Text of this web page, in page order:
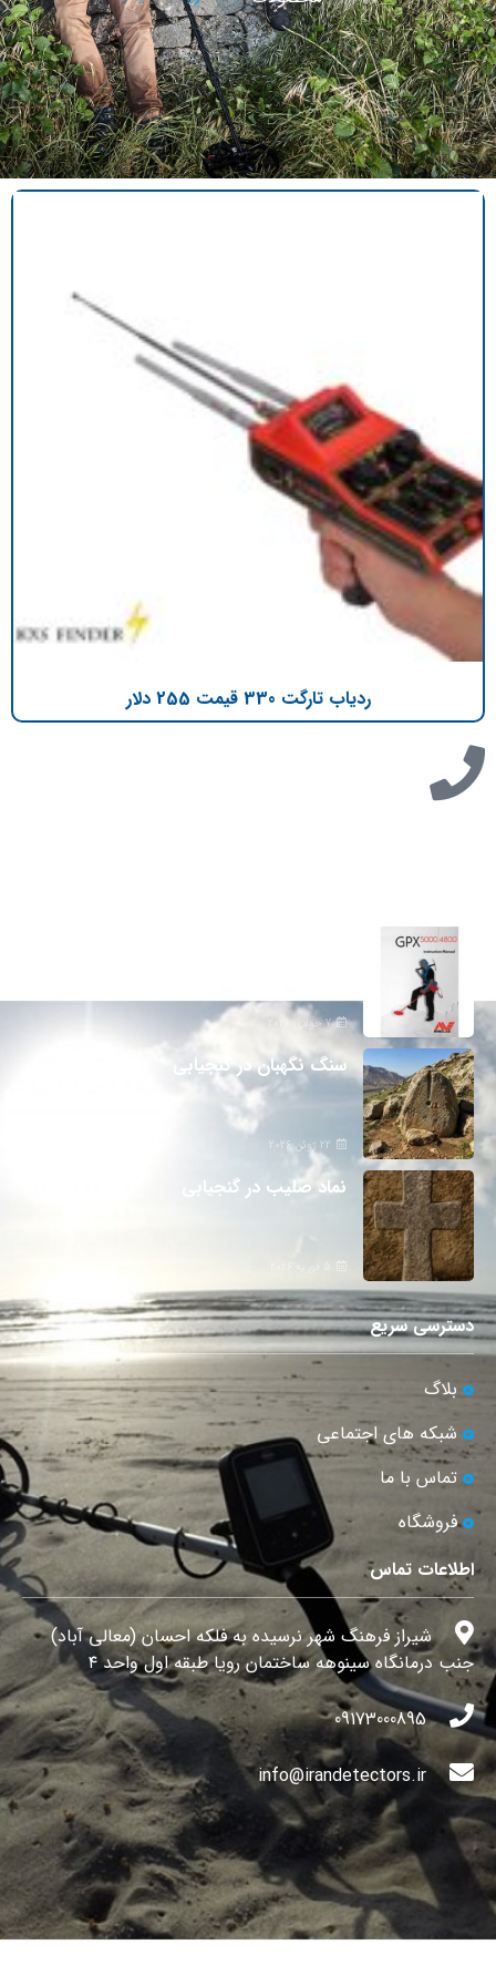
ردیاب تارگت 330 قیمت 255 دلار
7 جولای 2026
سنگ نگهبان در گنجیابی
22 ژوئن 2026
نماد صلیب در گنجیابی
دسترسی سریع
بلاگ
شبکه های اجتماعی
تماس با ما
فروشگاه
اطلاعات تماس
شیراز فرهنگ شهر نرسیده به فلکه احسان (معالی آباد)
جنب درمانگاه سینوهه ساختمان رویا طبقه اول واحد ۴
09173000895
info@irandetectors.ir